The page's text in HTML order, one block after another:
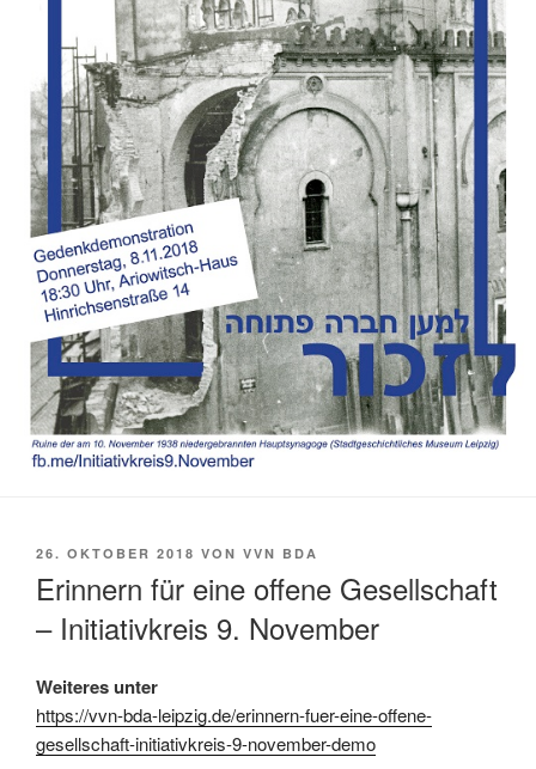
VERÖFFENTLICHT
26. OKTOBER 2018 VON VVN BDA
Erinnern für eine offene Gesellschaft
– Initiativkreis 9. November
Weiteres unter
https://vvn-bda-leipzig.de/erinnern-fuer-eine-offene-
gesellschaft-initiativkreis-9-november-demo